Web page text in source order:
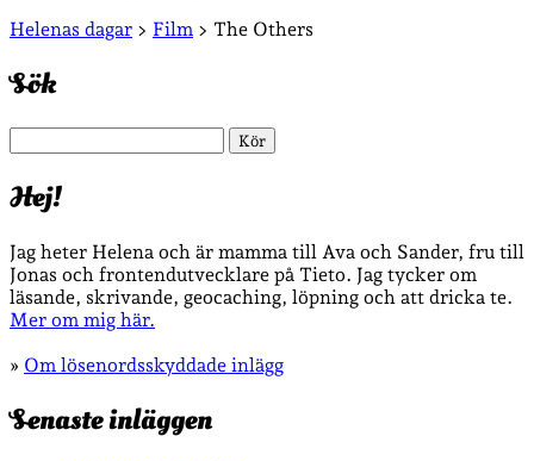
Sidopanel
Helenas dagar > Film > The Others
Sök
Hej!
Jag heter Helena och är mamma till Ava och Sander, fru till
Jonas och frontendutvecklare på Tieto. Jag tycker om
läsande, skrivande, geocaching, löpning och att dricka te.
Mer om mig här.
» Om lösenordsskyddade inlägg
Senaste inläggen